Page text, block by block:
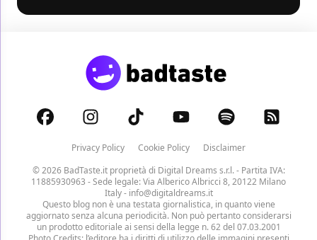
Privacy Policy Cookie Policy
Disclaimer
© 2026 BadTaste.it proprietà di Digital Dreams s.r.l.- Partita IVA:
11885930963 - Sede legale: Via Alberico Albricci 8, 20122 Milano
Italy - info@digitaldreams.it
Questo blog non è una testata giornalistica, in quanto viene
aggiornato senza alcuna periodicità. Non può pertanto considerarsi
un prodotto editoriale ai sensi della legge n. 62 del 07.03.2001